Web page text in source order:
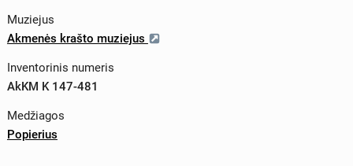
Muziejus
Akmenės krašto muziejus
Inventorinis numeris
AkKM K 147-481
Medžiagos
Popierius